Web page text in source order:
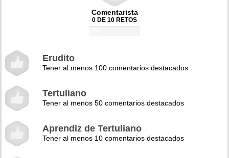
Comentarista
0 DE 10 RETOS
Erudito
Tener al menos 100 comentarios destacados
Tertuliano
Tener al menos 50 comentarios destacados
Aprendiz de Tertuliano
Tener al menos 10 comentarios destacados